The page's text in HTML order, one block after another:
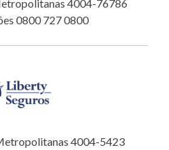
4004-76786
0800 727 0800
4004-5423